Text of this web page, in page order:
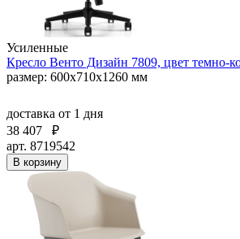
Усиленные
Кресло Венто Дизайн 7809, цвет темно-
размер: 600х710х1260 мм
доставка от 1 дня
38 407
₽
арт. 8719542
В корзину